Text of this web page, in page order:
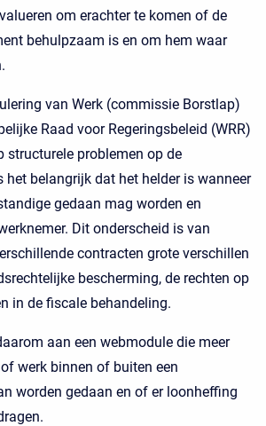
om erachter te komen of de
behulpzaam is en om hem waar
van Werk (commissie Borstlap)
Raad voor Regeringsbeleid (WRR)
structurele problemen op de
het belangrijk dat het helder is wanneer
gedaan mag worden en
Dit onderscheid is van
contracten grote verschillen
bescherming, de rechten op
in de fiscale behandeling.
aan een webmodule die meer
werk binnen of buiten een
worden gedaan en of er loonheffing